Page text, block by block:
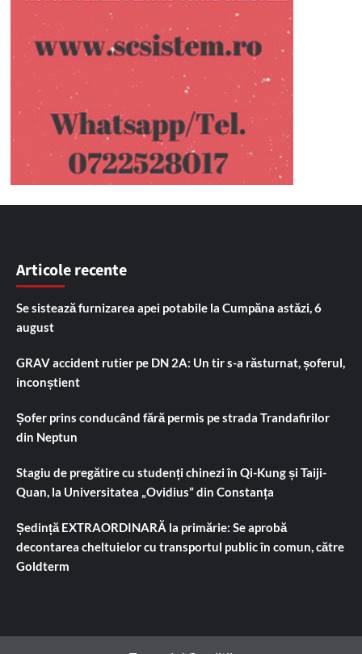
Articole recente
Se sistează furnizarea apei potabile la Cumpăna astăzi, 6
august
GRAV accident rutier pe DN 2A: Un tir s-a răsturnat, șoferul,
inconștient
Șofer prins conducând fără permis pe strada Trandafirilor
din Neptun
Stagiu de pregătire cu studenți chinezi în Qi-Kung și Taiji-
Quan, la Universitatea „Ovidius” din Constanța
Ședință EXTRAORDINARĂ la primărie: Se aprobă
decontarea cheltuielor cu transportul public în comun, către
Goldterm